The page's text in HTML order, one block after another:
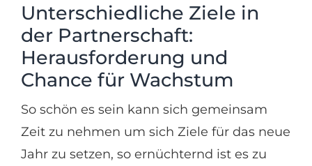
Unterschiedliche Ziele in
der Partnerschaft:
Herausforderung und
Chance für Wachstum
So schön es sein kann sich gemeinsam
Zeit zu nehmen um sich Ziele für das neue
Jahr zu setzen, so ernüchternd ist es zu